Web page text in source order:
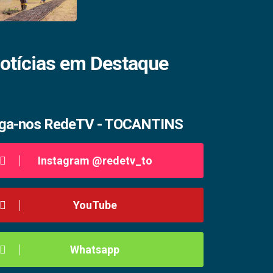
em Destaque
nos RedeTV - TOCANTINS
Instagram @redetv_to
YouTube
Whatsapp